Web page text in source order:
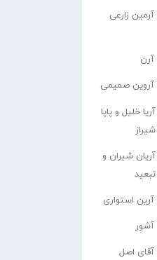
آرمین زارعی
آرن
آروین صمیمی
آریا خلیل و پاپا
شیراز
آریان شیران و
تبعید
آرین استواری
آشور
آقای اصل